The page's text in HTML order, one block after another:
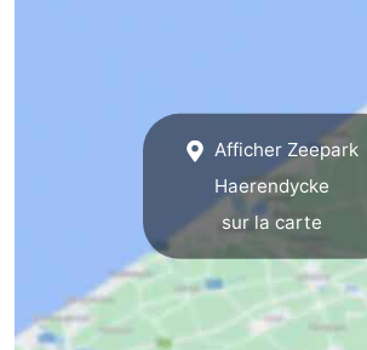
Nature
-
Afficher Zeepark
Haerendycke
sur la carte